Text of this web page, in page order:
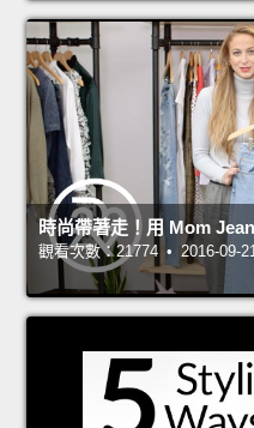
時尚帶著走！用 Mom
觀看次數：21774 • 2016-09-